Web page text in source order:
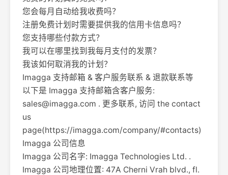
您会每月自动给我收费吗？
注册免费计划时需要提供我的信用卡信息吗？
您支持哪些付款方式？
我可以在哪里找到我每月支付的发票？
我该如何取消我的计划？
Imagga 支持邮箱 & 客户服务联系 & 退款联系等
以下是 Imagga 支持邮箱含客户服务:
sales@imagga.com . 更多联系, 访问 the contact
us
page(https://imagga.com/company/#contacts)
Imagga 公司信息
Imagga 公司名字: Imagga Technologies Ltd. .
Imagga 公司地理位置: 47A Cherni Vrah blvd., fl.